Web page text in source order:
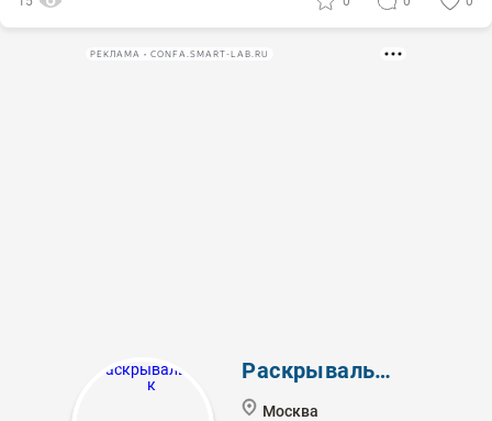
РЕКЛАМА • CONFA.SMART-LAB.RU
Раскрывальщик
Москва